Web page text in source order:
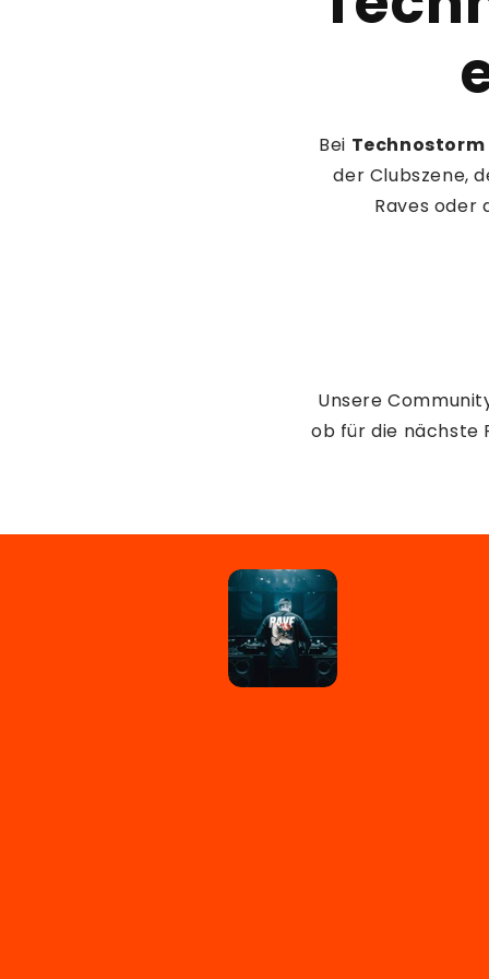
Bei Technostorm
der Clubszene,
Raves oder
Unsere
ob für die nächste